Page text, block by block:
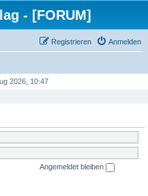
- [FORUM]
Anmelden
Registrieren
2026, 10:47
Angemeldet bleiben